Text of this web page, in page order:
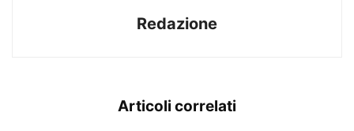
Redazione
Articoli correlati